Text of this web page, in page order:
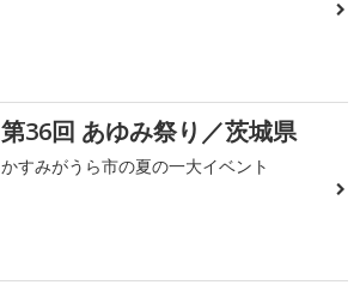
第36回 あゆみ祭り／茨城県
かすみがうら市の夏の一大イベント